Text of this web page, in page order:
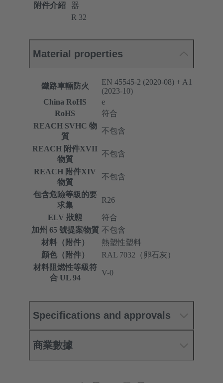
附件介紹
器
R 32
Material properties
鐵路車輛防火
EN 45545-2 (2020-08) + A1
(2023-10)
China RoHS
e
RoHS
符合
REACH SVHC 物
質
不包含
REACH 附件XVII
物質
不包含
REACH 附件XIV
物質
不包含
包含危險等級的要
求集
R26
ELV 狀態
符合
加州 65 號提案物質 不包含
材料（附件）
熱塑性塑料
顏色（附件）
RAL 7032（卵石灰）
材料阻燃性等級符
合 UL 94
V-0
Specifications and approvals
商業數據